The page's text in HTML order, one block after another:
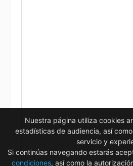
Nuestra página utiliza cookies
estadísticas de audiencia, así
servicio y
Si continúas navegando estarás
condiciones, así como la